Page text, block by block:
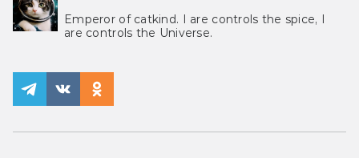
Emperor of catkind. I are controls the spice, I
are controls the Universe.